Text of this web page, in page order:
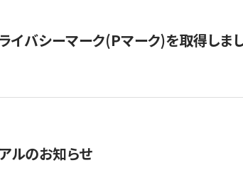
イバシーマーク(Pマーク)を取得しま
ルのお知らせ